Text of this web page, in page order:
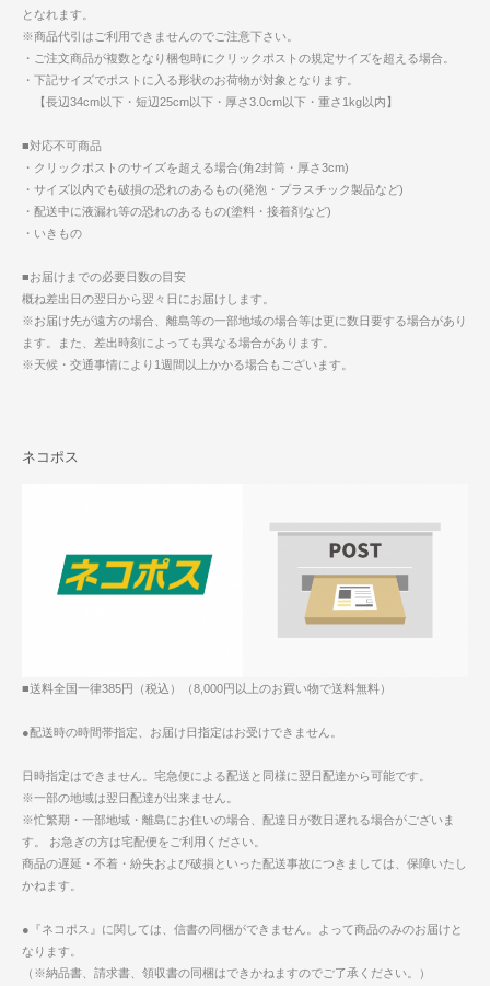
となれます。
※商品代引はご利用できませんのでご注意下さい。
・ご注文商品が複数となり梱包時にクリックポストの規定サイズを超える場合。
・下記サイズでポストに入る形状のお荷物が対象となります。
【長辺34cm以下・短辺25cm以下・厚さ3.0cm以下・重さ1kg以内】
■対応不可商品
・クリックポストのサイズを超える場合(角2封筒・厚さ3cm)
・サイズ以内でも破損の恐れのあるもの(発泡・プラスチック製品など)
・配送中に液漏れ等の恐れのあるもの(塗料・接着剤など)
・いきもの
■お届けまでの必要日数の目安
概ね差出日の翌日から翌々日にお届けします。
※お届け先が遠方の場合、離島等の一部地域の場合等は更に数日要する場合があり
ます。また、差出時刻によっても異なる場合があります。
※天候・交通事情により1週間以上かかる場合もございます。
ネコポス
■送料全国一律385円（税込）（8,000円以上のお買い物で送料無料）
●配送時の時間帯指定、お届け日指定はお受けできません。
日時指定はできません。宅急便による配送と同様に翌日配達から可能です。
※一部の地域は翌日配達が出来ません。
※忙繁期・一部地域・離島にお住いの場合、配達日が数日遅れる場合がございま
す。 お急ぎの方は宅配便をご利用ください。
商品の遅延・不着・紛失および破損といった配送事故につきましては、保障いたし
かねます。
●『ネコポス』に関しては、信書の同梱ができません。よって商品のみのお届けと
なります。
（※納品書、請求書、領収書の同梱はできかねますのでご了承ください。）